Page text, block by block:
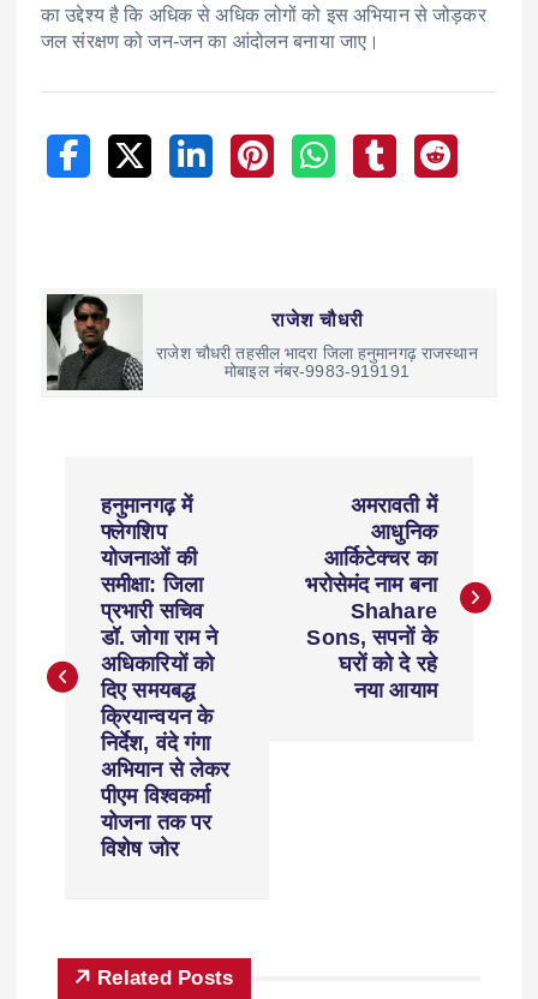
का उद्देश्य है कि अधिक से अधिक लोगों को इस अभियान से जोड़कर
जल संरक्षण को जन-जन का आंदोलन बनाया जाए।
राजेश चौधरी
राजेश चौधरी तहसील भादरा जिला हनुमानगढ़ राजस्थान
मोबाइल नंबर-9983-919191
हनुमानगढ़ में
फ्लेगशिप
योजनाओं की
समीक्षा: जिला
प्रभारी सचिव
डॉ. जोगा राम ने
अधिकारियों को
दिए समयबद्ध
क्रियान्वयन के
निर्देश, वंदे गंगा
अभियान से लेकर
पीएम विश्वकर्मा
योजना तक पर
विशेष जोर
अमरावती में
आधुनिक
आर्किटेक्चर का
भरोसेमंद नाम बना
Shahare
Sons, सपनों के
घरों को दे रहे
नया आयाम
Related Posts